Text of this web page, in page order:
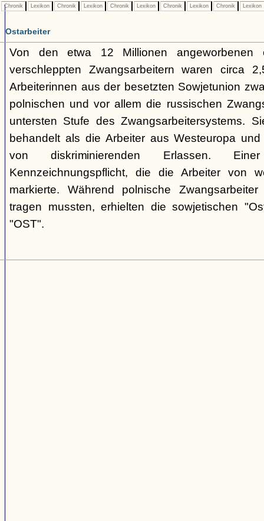
Chronik Lexikon Chronik Lexikon Chronik Lexikon Chronik Lexikon Chronik Lexikon
Ostarbeiter
Von den etwa 12 Millionen angeworbenen
verschleppten Zwangsarbeitern waren circa
Arbeiterinnen aus der besetzten Sowjetunion
polnischen und vor allem die russischen
untersten Stufe des Zwangsarbeitersystems.
behandelt als die Arbeiter aus Westeuropa
von diskriminierenden Erlassen.
Kennzeichnungspflicht, die die Arbeiter von
markierte. Während polnische
tragen mussten, erhielten die sowjetischen
"OST".